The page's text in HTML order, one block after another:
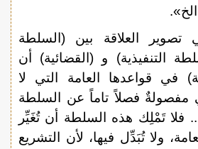
العلاقة بين (السلطة
التنفيذية) و (القضائية) أن
في قواعدها العامة التي لا
مفصولةٌ فصلاً تاماً عن السلطة
فلا تَمْلِك هذه السلطة أن تُغَيِّر
ولا تُبَدِّل فيها، لأن التشريع